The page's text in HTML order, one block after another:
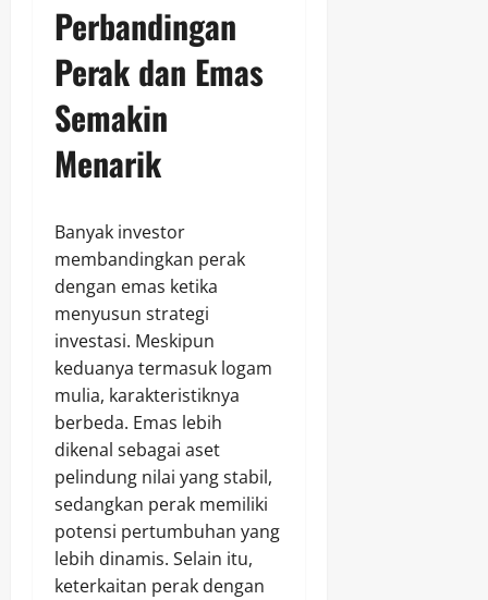
Perbandingan
Perak dan Emas
Semakin
Menarik
Banyak investor
membandingkan perak
dengan emas ketika
menyusun strategi
investasi. Meskipun
keduanya termasuk logam
mulia, karakteristiknya
berbeda. Emas lebih
dikenal sebagai aset
pelindung nilai yang stabil,
sedangkan perak memiliki
potensi pertumbuhan yang
lebih dinamis. Selain itu,
keterkaitan perak dengan